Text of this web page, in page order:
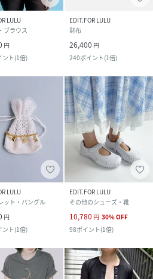
LULU
ブラウス
円
ント(1倍)
EDIT.FOR LULU
財布
26,400 円
240ポイント(1倍)
LULU
ット・バングル
円
ント(1倍)
EDIT.FOR LULU
その他のシューズ・靴
10,780 円 30%OFF
98ポイント(1倍)